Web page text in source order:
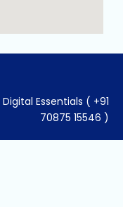
p
Essentials ( +91
70875 15546 )